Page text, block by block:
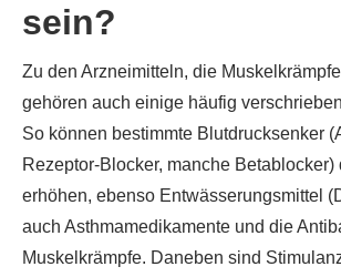
sein?
Zu den Arzneimitteln, die
gehören auch einige häufig
So können bestimmte Blutdrucksenker
Rezeptor-Blocker, manche Betablocker)
erhöhen, ebenso Entwässerungsmittel
auch Asthmamedikamente und die
Muskelkrämpfe. Daneben sind